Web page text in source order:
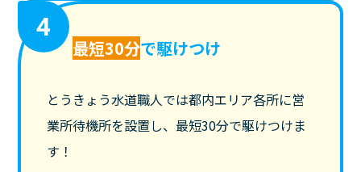
4
最短30分で駆けつけ
とうきょう水道職人では都内エリア各所に営
業所待機所を設置し、最短30分で駆けつけま
す！